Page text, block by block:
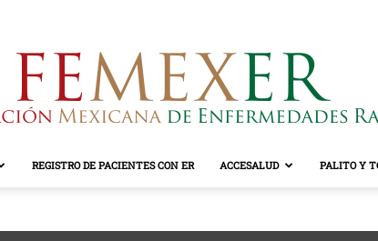
REGISTRO DE PACIENTES CON ER ACCESALUD PALITO Y